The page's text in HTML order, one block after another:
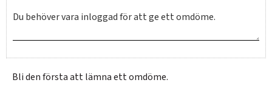
Bli den första att lämna ett omdöme.